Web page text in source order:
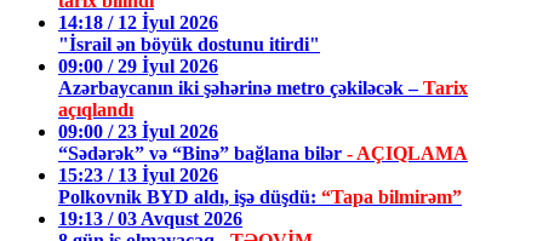
14:18 / 12 İyul 2026
"İsrail ən böyük dostunu itirdi"
09:00 / 29 İyul 2026
Azərbaycanın iki şəhərinə metro çəkiləcək –Tarix
açıqlandı
09:00 / 23 İyul 2026
“Sədərək” və “Binə” bağlana bilər - AÇIQLAMA
15:23 / 13 İyul 2026
Polkovnik BYD aldı, işə düşdü: “Tapa bilmirəm”
19:13 / 03 Avqust 2026